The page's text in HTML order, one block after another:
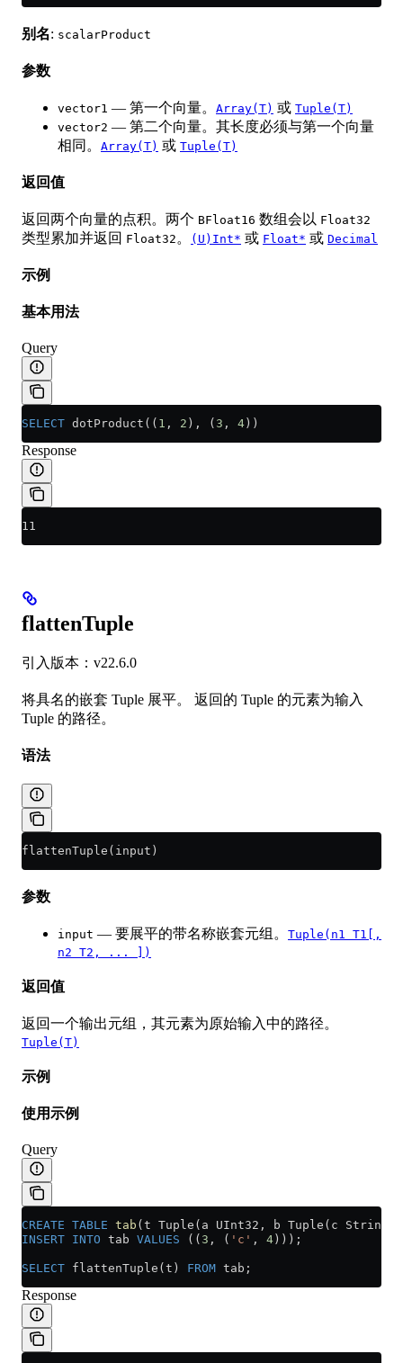
别名: scalarProduct
参数
vector1 — 第一个向量。 Array(T) 或 Tuple(T)
vector2 — 第二个向量。其长度必须与第一个向量
相同。 Array(T) 或 Tuple(T)
返回值
返回两个向量的点积。两个 BFloat16 数组会以 Float32
类型累加并返回 Float32 。 (U)Int* 或 Float* 或 Decimal
示例
基本用法
Query
SELECT dotProduct(( 1 , 2 ), ( 3 , 4 ))
Response
11
flattenTuple
引入版本：v22.6.0
将具名的嵌套 Tuple 展平。 返回的 Tuple 的元素为输入
Tuple 的路径。
语法
flattenTuple(input)
参数
input — 要展平的带名称嵌套元组。 Tuple(n1 T1[,
n2 T2, ... ])
返回值
返回一个输出元组，其元素为原始输入中的路径。
Tuple(T)
示例
使用示例
Query
CREATE TABLE tab (t Tuple(a UInt32, b Tuple(c String,
INSERT INTO tab VALUES (( 3 , ( 'c' , 4 )));
SELECT flattenTuple(t) FROM tab;
Response